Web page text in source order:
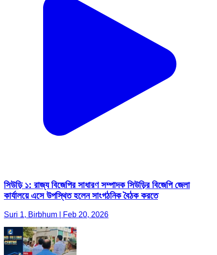
সিউড়ি ১: রাজ্য বিজেপির সাধারণ সম্পাদক সিউড়ির বিজেপি জেলা
কার্যালয়ে এসে উপস্থিত হলেন সাংগঠনিক বৈঠক করতে
Suri 1, Birbhum | Feb 20, 2026